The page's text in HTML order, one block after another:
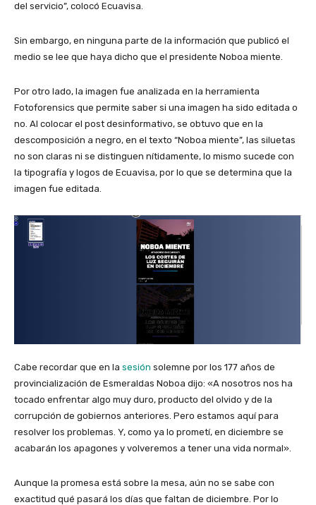
del servicio”, colocó Ecuavisa.
Sin embargo, en ninguna parte de la información que publicó el
medio se lee que haya dicho que el presidente Noboa miente.
Por otro lado, la imagen fue analizada en la herramienta
Fotoforensics que permite saber si una imagen ha sido editada o
no. Al colocar el post desinformativo, se obtuvo que en la
descomposición a negro, en el texto “Noboa miente”, las siluetas
no son claras ni se distinguen nítidamente, lo mismo sucede con
la tipografía y logos de Ecuavisa, por lo que se determina que la
imagen fue editada.
Cabe recordar que en la sesión solemne por los 177 años de
provincialización de Esmeraldas Noboa dijo: «A nosotros nos ha
tocado enfrentar algo muy duro, producto del olvido y de la
corrupción de gobiernos anteriores. Pero estamos aquí para
resolver los problemas. Y, como ya lo prometí, en diciembre se
acabarán los apagones y volveremos a tener una vida normal».
Aunque la promesa está sobre la mesa, aún no se sabe con
exactitud qué pasará los días que faltan de diciembre. Por lo